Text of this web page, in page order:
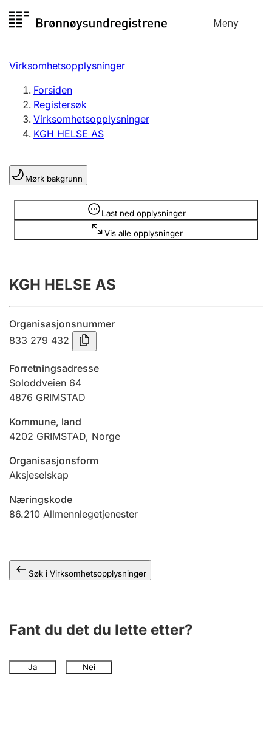
til
Meny
Registersøk
Aksjeselskap
Enkeltpersonforetak
Registrere, endre, slette
Lag og forening
Registrere, endre, slette
Årsregnskap
Innsending og forsinkelsesgebyr
Jeger
Ektepaktveileder
Offentlig sektor
Virksomhetsopplysninger
Forsiden
Registersøk
Virksomhetsopplysninger
KGH HELSE AS
Mørk bakgrunn
Last ned opplysninger
Vis alle opplysninger
Opplysninger er skjult
KGH HELSE AS
Organisasjonsnummer
833 279 432
Forretningsadresse
Soloddveien 64
4876 GRIMSTAD
Kommune, land
4202 GRIMSTAD, Norge
Organisasjonsform
Aksjeselskap
Næringskode
86.210 Allmennlegetjenester
Søk i Virksomhetsopplysninger
Fant du det du lette etter?
Ja Nei